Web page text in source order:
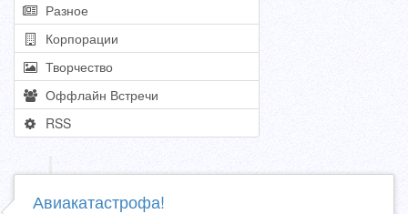
Разное
Корпорации
Творчество
Оффлайн Встречи
RSS
Авиакатастрофа!